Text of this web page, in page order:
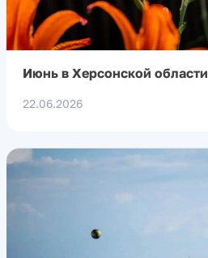
Июнь в Херсонской области
22.06.2026